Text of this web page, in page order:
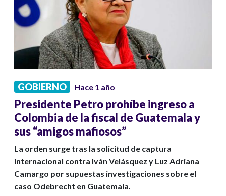
GOBIERNO Hace 1 año
Presidente Petro prohíbe ingreso a
Colombia de la fiscal de Guatemala y
sus “amigos mafiosos”
La orden surge tras la solicitud de captura
internacional contra Iván Velásquez y Luz Adriana
Camargo por supuestas investigaciones sobre el
caso Odebrecht en Guatemala.